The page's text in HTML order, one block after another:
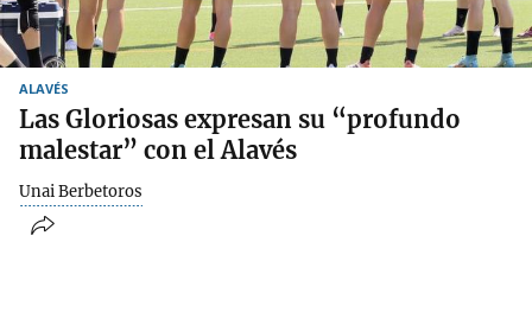
ALAVÉS
Las Gloriosas expresan su “profundo
malestar” con el Alavés
Unai Berbetoros